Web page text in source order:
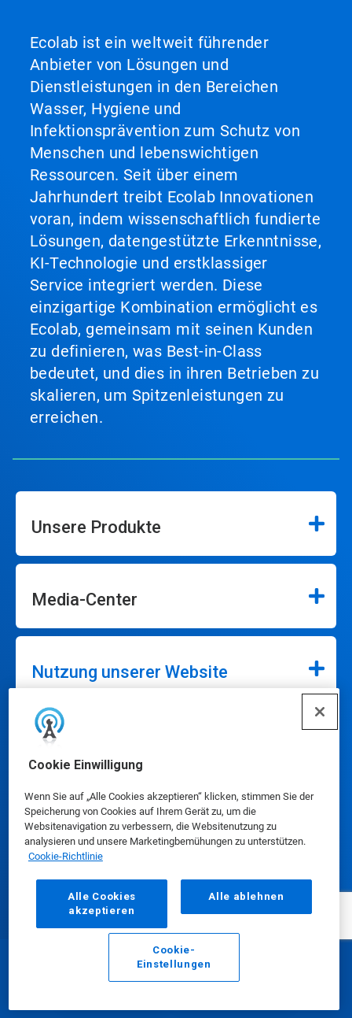
Cookie Einwilligung
Wenn Sie auf „Alle Cookies akzeptieren“ klicken, stimmen Sie der
Speicherung von Cookies auf Ihrem Gerät zu, um die
Websitenavigation zu verbessern, die Websitenutzung zu
analysieren und unsere Marketingbemühungen zu unterstützen.
Cookie-Richtlinie
Alle Cookies
akzeptieren
Alle ablehnen
Cookie-
Einstellungen
Ecolab ist ein weltweit führender
Anbieter von Lösungen und
Dienstleistungen in den Bereichen
Wasser, Hygiene und
Infektionsprävention zum Schutz von
Menschen und lebenswichtigen
Ressourcen. Seit über einem
Jahrhundert treibt Ecolab Innovationen
voran, indem wissenschaftlich fundierte
Lösungen, datengestützte Erkenntnisse,
KI-Technologie und erstklassiger
Service integriert werden. Diese
einzigartige Kombination ermöglicht es
Ecolab, gemeinsam mit seinen Kunden
zu definieren, was Best-in-Class
bedeutet, und dies in ihren Betrieben zu
skalieren, um Spitzenleistungen zu
erreichen.
Unsere Produkte
Media-Center
Nutzung unserer Website
Unser Unternehmen
Cookie-Präferenzen
E-Mail Anrufen